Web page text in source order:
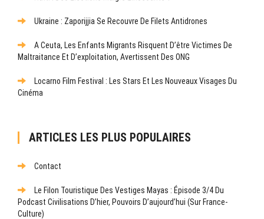
Ukraine : Zaporijjia Se Recouvre De Filets Antidrones
A Ceuta, Les Enfants Migrants Risquent D’être Victimes De
Maltraitance Et D’exploitation, Avertissent Des ONG
Locarno Film Festival : Les Stars Et Les Nouveaux Visages Du
Cinéma
ARTICLES LES PLUS POPULAIRES
Contact
Le Filon Touristique Des Vestiges Mayas : Épisode 3/4 Du
Podcast Civilisations D’hier, Pouvoirs D’aujourd’hui (sur France-
Culture)